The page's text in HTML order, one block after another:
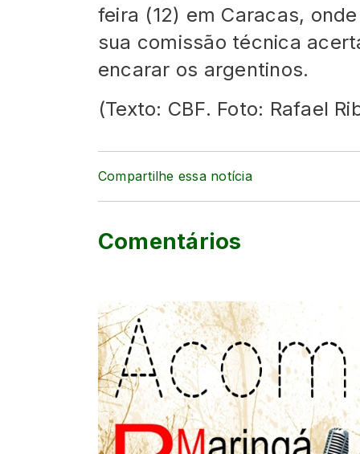
feira (12) em Caracas,
sua comissão técnica
encarar os argentinos.
(Texto: CBF. Foto: Rafael
Compartilhe essa notícia
Comentários